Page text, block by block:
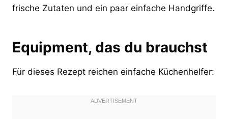
frische Zutaten und ein paar einfache Handgriffe.
Equipment, das du brauchst
Für dieses Rezept reichen einfache Küchenhelfer: